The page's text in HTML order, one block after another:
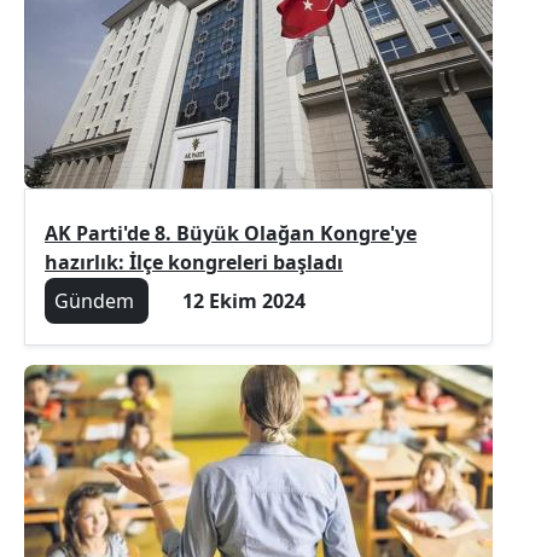
AK Parti'de 8. Büyük Olağan Kongre'ye
hazırlık: İlçe kongreleri başladı
Gündem
12 Ekim 2024